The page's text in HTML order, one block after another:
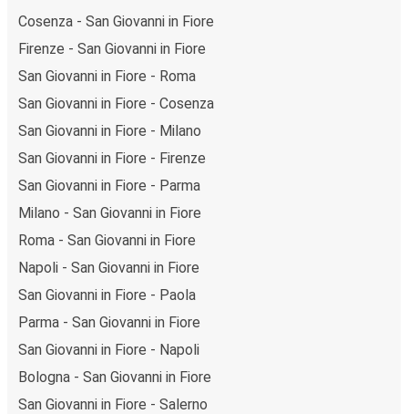
Cosenza - San Giovanni in Fiore
Firenze - San Giovanni in Fiore
San Giovanni in Fiore - Roma
San Giovanni in Fiore - Cosenza
San Giovanni in Fiore - Milano
San Giovanni in Fiore - Firenze
San Giovanni in Fiore - Parma
Milano - San Giovanni in Fiore
Roma - San Giovanni in Fiore
Napoli - San Giovanni in Fiore
San Giovanni in Fiore - Paola
Parma - San Giovanni in Fiore
San Giovanni in Fiore - Napoli
Bologna - San Giovanni in Fiore
San Giovanni in Fiore - Salerno